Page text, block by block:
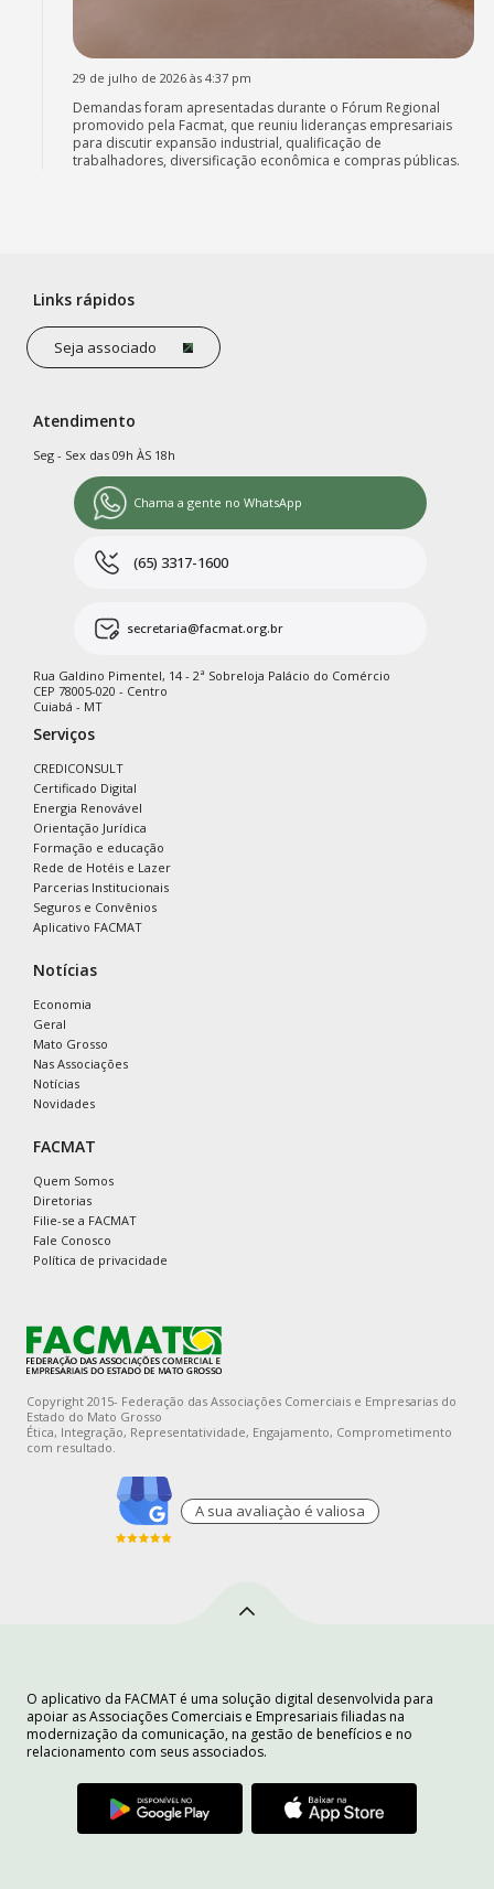
29 de julho de 2026 às 4:37 pm
Demandas foram apresentadas durante o Fórum Regional
promovido pela Facmat, que reuniu lideranças empresariais
para discutir expansão industrial, qualificação de
trabalhadores, diversificação econômica e compras públicas.
Links rápidos
Seja associado
Atendimento
Seg - Sex das 09h ÀS 18h
Chama a gente no WhatsApp
(65) 3317-1600
secretaria@facmat.org.br
Rua Galdino Pimentel, 14 - 2ª Sobreloja Palácio do Comércio
CEP 78005-020 - Centro
Cuiabá - MT
Serviços
CREDICONSULT
Certificado Digital
Energia Renovável
Orientação Jurídica
Formação e educação
Rede de Hotéis e Lazer
Parcerias Institucionais
Seguros e Convênios
Aplicativo FACMAT
Notícias
Economia
Geral
Mato Grosso
Nas Associações
Notícias
Novidades
FACMAT
Quem Somos
Diretorias
Filie-se a FACMAT
Fale Conosco
Política de privacidade
Copyright 2015- Federação das Associações Comerciais e Empresarias do
Estado do Mato Grosso
Ética, Integração, Representatividade, Engajamento, Comprometimento
com resultado.
A sua avaliaçào é valiosa
O aplicativo da FACMAT é uma solução digital desenvolvida para
apoiar as Associações Comerciais e Empresariais filiadas na
modernização da comunicação, na gestão de benefícios e no
relacionamento com seus associados.